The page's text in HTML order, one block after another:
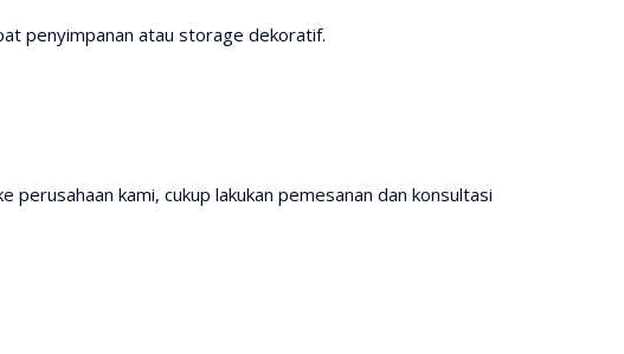
penyimpanan atau storage dekoratif.
kami, cukup lakukan pemesanan dan konsultasi